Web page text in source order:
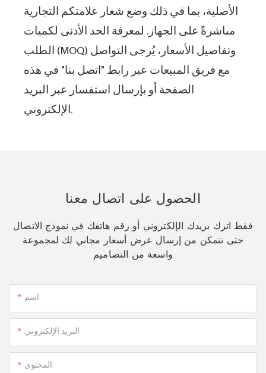
الأصلية، بما في ذلك وضع شعار علامتكم التجارية
مباشرةً على الجهاز. لمعرفة الحد الأدنى لكميات
الطلب (MOQ) وتفاصيل الأسعار، يُرجى التواصل
مع فريق المبيعات عبر رابط "اتصل بنا" في هذه
الصفحة أو بإرسال استفسار عبر البريد
الإلكتروني.
الحصول على اتصال معنا
فقط اترك بريدك الإلكتروني أو رقم هاتفك في نموذج الاتصال
حتى نتمكن من إرسال عرض أسعار مجاني لك لمجموعة
واسعة من التصاميم
اسم
البريد الإلكتروني
المحتوى